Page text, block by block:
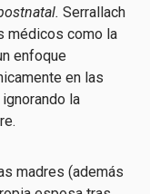
Serrallach
médicos como la
enfoque
en las
la
madres (además